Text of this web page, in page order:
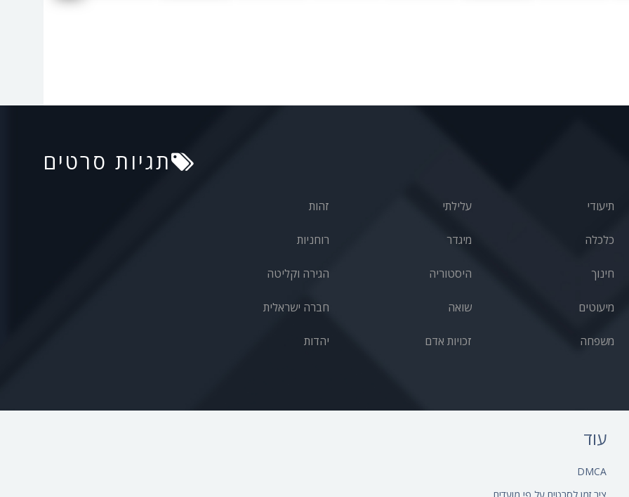
תגיות סרטים
תיעודי
כלכלה
חינוך
מיעוטים
משפחה
עלילתי
מיגדר
היסטוריה
שואה
זכויות אדם
זהות
רוחניות
הגירה וקליטה
חברה ישראלית
יהדות
עוד
DMCA
ציר זמן לסרטים על פי מועדים